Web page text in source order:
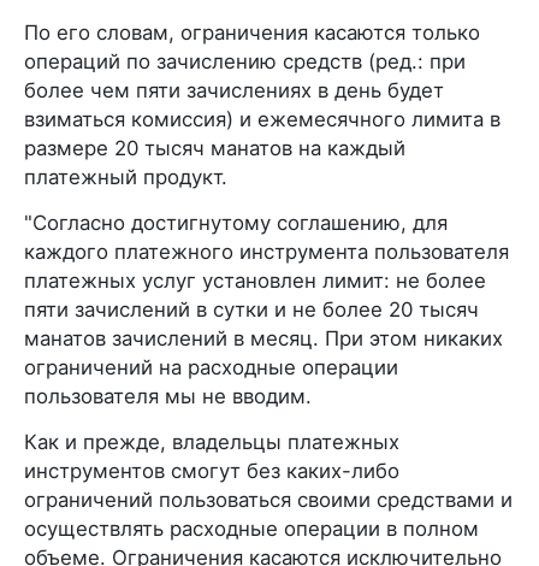
По его словам, ограничения касаются только
операций по зачислению средств (ред.: при
более чем пяти зачислениях в день будет
взиматься комиссия) и ежемесячного лимита в
размере 20 тысяч манатов на каждый
платежный продукт.
"Согласно достигнутому соглашению, для
каждого платежного инструмента пользователя
платежных услуг установлен лимит: не более
пяти зачислений в сутки и не более 20 тысяч
манатов зачислений в месяц. При этом никаких
ограничений на расходные операции
пользователя мы не вводим.
Как и прежде, владельцы платежных
инструментов смогут без каких-либо
ограничений пользоваться своими средствами и
осуществлять расходные операции в полном
объеме. Ограничения касаются исключительно